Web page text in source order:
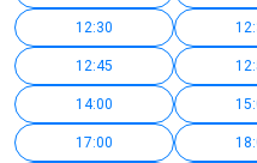
12:30
12:45
14:00
17:00